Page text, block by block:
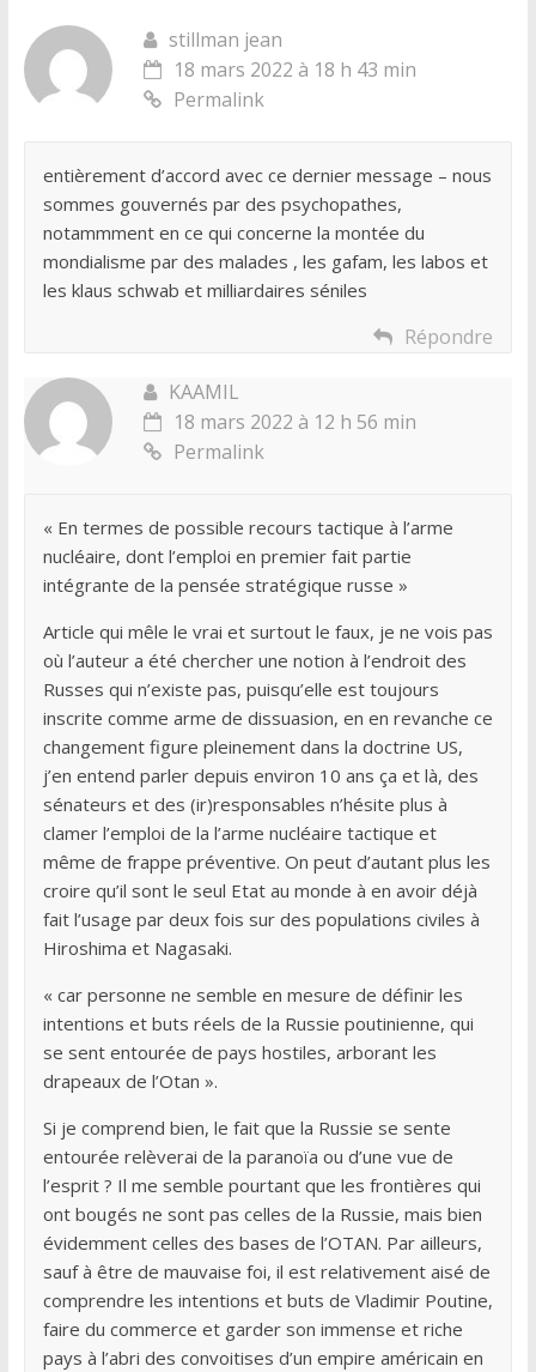
stillman jean
18 mars 2022 à 18 h 43 min
Permalink
entièrement d’accord avec ce dernier message – nous
sommes gouvernés par des psychopathes,
notammment en ce qui concerne la montée du
mondialisme par des malades , les gafam, les labos et
les klaus schwab et milliardaires séniles
Répondre
KAAMIL
18 mars 2022 à 12 h 56 min
Permalink
« En termes de possible recours tactique à l’arme
nucléaire, dont l’emploi en premier fait partie
intégrante de la pensée stratégique russe »
Article qui mêle le vrai et surtout le faux, je ne vois pas
où l’auteur a été chercher une notion à l’endroit des
Russes qui n’existe pas, puisqu’elle est toujours
inscrite comme arme de dissuasion, en en revanche ce
changement figure pleinement dans la doctrine US,
j’en entend parler depuis environ 10 ans ça et là, des
sénateurs et des (ir)responsables n’hésite plus à
clamer l’emploi de la l’arme nucléaire tactique et
même de frappe préventive. On peut d’autant plus les
croire qu’il sont le seul Etat au monde à en avoir déjà
fait l’usage par deux fois sur des populations civiles à
Hiroshima et Nagasaki.
« car personne ne semble en mesure de définir les
intentions et buts réels de la Russie poutinienne, qui
se sent entourée de pays hostiles, arborant les
drapeaux de l’Otan ».
Si je comprend bien, le fait que la Russie se sente
entourée relèverai de la paranoïa ou d’une vue de
l’esprit ? Il me semble pourtant que les frontières qui
ont bougés ne sont pas celles de la Russie, mais bien
évidemment celles des bases de l’OTAN. Par ailleurs,
sauf à être de mauvaise foi, il est relativement aisé de
comprendre les intentions et buts de Vladimir Poutine,
faire du commerce et garder son immense et riche
pays à l’abri des convoitises d’un empire américain en